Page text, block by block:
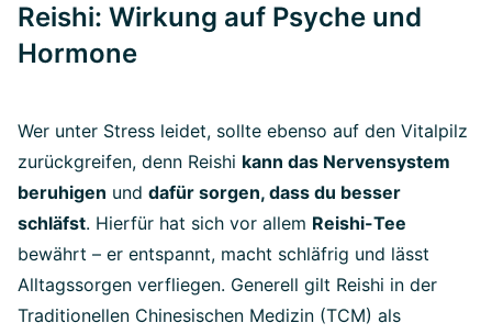
Reishi: Wirkung auf Psyche und
Hormone
Wer unter Stress leidet, sollte ebenso auf den Vitalpilz
zurückgreifen, denn Reishi kann das Nervensystem
beruhigen und dafür sorgen, dass du besser
schläfst. Hierfür hat sich vor allem Reishi-Tee
bewährt – er entspannt, macht schläfrig und lässt
Alltagssorgen verfliegen. Generell gilt Reishi in der
Traditionellen Chinesischen Medizin (TCM) als